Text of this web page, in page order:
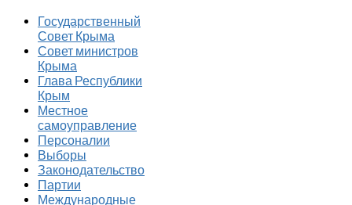
Государственный
Совет Крыма
Совет министров
Крыма
Глава Республики
Крым
Местное
самоуправление
Персоналии
Выборы
Законодательство
Партии
Международные